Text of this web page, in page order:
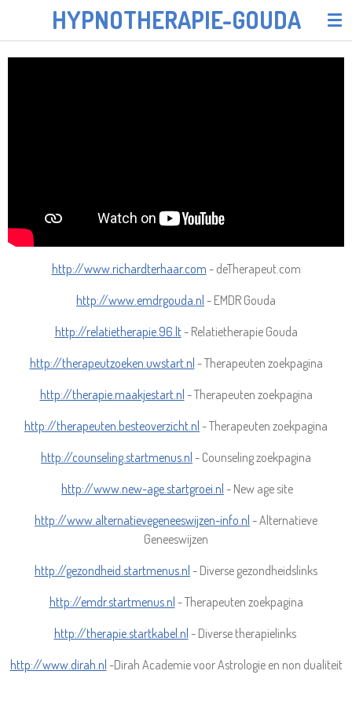
HYPNOTHERAPIE-GOUDA
http://www.richardterhaar.com - deTherapeut.com
http://www.emdrgouda.nl - EMDR Gouda
http://relatietherapie.96.lt- Relatietherapie Gouda
http://therapeutzoeken.uwstart.nl - Therapeuten zoekpagina
http://therapie.maakjestart.nl - Therapeuten zoekpagina
http://therapeuten.besteoverzicht.nl - Therapeuten zoekpagina
http://counseling.startmenus.nl - Counseling zoekpagina
http://www.new-age.startgroei.nl - New age site
http://www.alternatievegeneeswijzen-info.nl - Alternatieve
Geneeswijzen
http://gezondheid.startmenus.nl - Diverse gezondheidslinks
http://emdr.startmenus.nl - Therapeuten zoekpagina
http://therapie.startkabel.nl - Diverse therapielinks
http://www.dirah.nl -Dirah Academie voor Astrologie en non dualiteit